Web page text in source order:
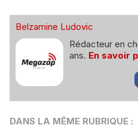
Belzamine Ludovic
Rédacteur en
ans. En savoir
DANS LA MÊME RUBRIQUE :